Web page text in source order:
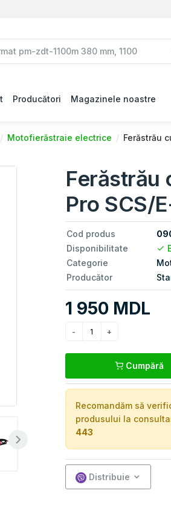
Producători Magazinele noastre
Motofierăstraie electrice Ferăstrău
Ferăstrău
Pro SCS/
Cod produs
Disponibilitate
Categorie
Producător
1 950 MDL
Cumpără
Recomandăm să
produsului la
443
Distribuie